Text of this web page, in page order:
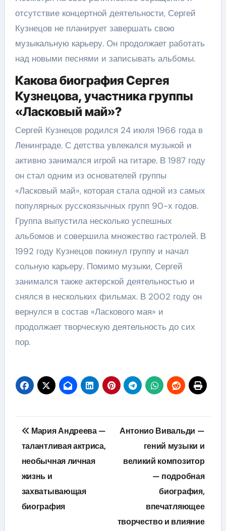
отсутствие концертной деятельности, Сергей
Кузнецов не планирует завершать свою
музыкальную карьеру. Он продолжает работать
над новыми песнями и записывать альбомы.
Какова биография Сергея
Кузнецова, участника группы
«Ласковый май»?
Сергей Кузнецов родился 24 июля 1966 года в
Ленинграде. С детства увлекался музыкой и
активно занимался игрой на гитаре. В 1987 году
он стал одним из основателей группы
«Ласковый май», которая стала одной из самых
популярных русскоязычных групп 90-х годов.
Группа выпустила несколько успешных
альбомов и совершила множество гастролей. В
1992 году Кузнецов покинул группу и начал
сольную карьеру. Помимо музыки, Сергей
занимался также актерской деятельностью и
снялся в нескольких фильмах. В 2002 году он
вернулся в состав «Ласкового мая» и
продолжает творческую деятельность до сих
пор.
Навигация
по
записям
Мария Андреева —
талантливая актриса,
необычная личная
жизнь и
захватывающая
биография
Антонио Вивальди —
гений музыки и
великий композитор
— подробная
биография,
впечатляющее
творчество и влияние